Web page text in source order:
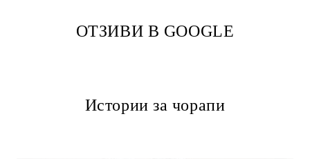
ОТЗИВИ В GOOGLE
Истории за чорапи